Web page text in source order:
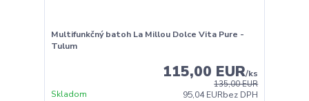
Multifunkčný batoh La Millou Dolce Vita Pure -
Tulum
135,00 EUR
115,00 EUR/ks
95,04 EURbez DPH
Skladom